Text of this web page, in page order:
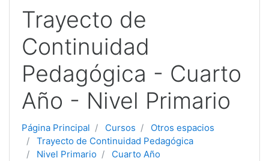
Trayecto de
Continuidad
Pedagógica - Cuarto
Año - Nivel Primario
Página Principal Cursos
Otros espacios
Trayecto de Continuidad Pedagógica
Nivel Primario
Cuarto Año